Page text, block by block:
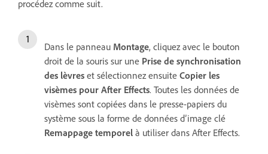
procédez comme suit.
Dans le panneau Montage, cliquez avec le bouton
droit de la souris sur une Prise de synchronisation
des lèvres et sélectionnez ensuite Copier les
visèmes pour After Effects. Toutes les données de
visèmes sont copiées dans le presse-papiers du
système sous la forme de données d’image clé
Remappage temporel à utiliser dans After Effects.